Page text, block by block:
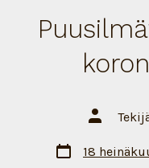
Artikkelin
tekijä
Artikkelin
päivämäärä
18